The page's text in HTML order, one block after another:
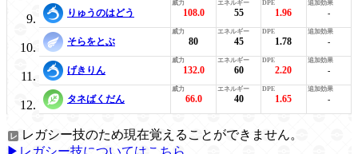
りゅうのはどう 108.0 55 1.96 -
そらをとぶ 80 45 1.78 -
げきりん 132.0 60 2.20 -
タネばくだん 66.0 40 1.65 -
レガシー技のため現在覚えることができません。
▶レガシー技についてはこちら